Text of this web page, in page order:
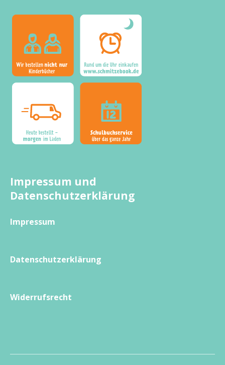
Impressum und
Datenschutzerklärung
Impressum
Datenschutzerklärung
Widerrufsrecht